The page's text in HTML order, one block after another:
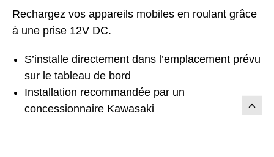
Rechargez vos appareils mobiles en roulant grâce
à une prise 12V DC.
S’installe directement dans l’emplacement prévu
sur le tableau de bord
Installation recommandée par un
concessionnaire Kawasaki